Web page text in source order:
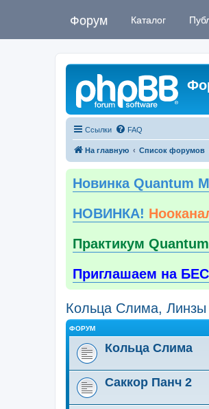
Форум Каталог
Ссылки FAQ
На главную Список форумов
Новинка Quantum
НОВИНКА!
Практикум
Приглашаем на
Кольца Слима, Линзы
ФОРУМ
Кольца Слима
Саккор Панч 2